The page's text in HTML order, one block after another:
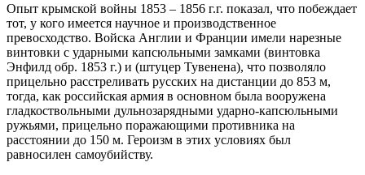
Опыт крымской войны 1853 – 1856 г.г. показал, что побеждает
тот, у кого имеется научное и производственное
превосходство. Войска Англии и Франции имели нарезные
винтовки с ударными капсюльными замками (винтовка
Энфилд обр. 1853 г.) и (штуцер Тувенена), что позволяло
прицельно расстреливать русских на дистанции до 853 м,
тогда, как российская армия в основном была вооружена
гладкоствольными дульнозарядными ударно-капсюльными
ружьями, прицельно поражающими противника на
расстоянии до 150 м. Героизм в этих условиях был
равносилен самоубийству.